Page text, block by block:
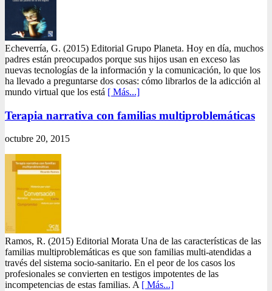
Echeverría, G. (2015) Editorial Grupo Planeta. Hoy en día, muchos
padres están preocupados porque sus hijos usan en exceso las
nuevas tecnologías de la información y la comunicación, lo que los
ha llevado a preguntarse dos cosas: cómo librarlos de la adicción al
mundo virtual que los está [ Más...]
Terapia narrativa con familias multiproblemáticas
octubre 20, 2015
Ramos, R. (2015) Editorial Morata Una de las características de las
familias multiproblemáticas es que son familias multi-atendidas a
través del sistema socio-sanitario. En el peor de los casos los
profesionales se convierten en testigos impotentes de las
incompetencias de estas familias. A [ Más...]